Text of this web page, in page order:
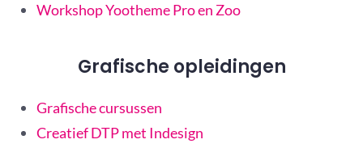
Workshop Yootheme Pro en Zoo
Grafische opleidingen
Grafische cursussen
Creatief DTP met Indesign